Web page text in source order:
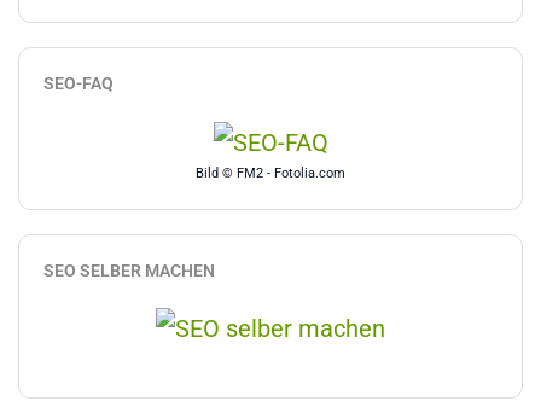
SEO-FAQ
Bild © FM2 - Fotolia.com
SEO SELBER MACHEN